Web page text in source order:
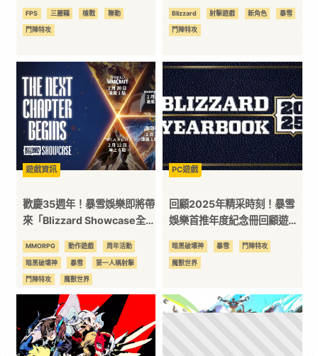
次
元
｜
3C
科
技
全
方
位
雄化身三麗鷗角色 購買超級
組合包一次解鎖限定主題造型
FPS 三麗鷗 槍戰 聯動
鬥陣特攻
Blizzard 射擊遊戲 新角色 暴雪
鬥陣特攻
遊戲資訊
歡慶35週年！暴雪娛樂即將帶
來「Blizzard Showcase全球
MMORPG 動作遊戲 周年活動
暗黑破壞神 暴雪 第一人稱射擊
鬥陣特攻 魔獸世界
PC遊戲
回顧2025年精采時刻！暴雪
娛樂首推年度紀念冊回顧遊戲
計擊敗12億個首領、《鬥陣特
攻®2》輸出29兆驚人總傷害
暗黑破壞神 暴雪 鬥陣特攻
魔獸世界